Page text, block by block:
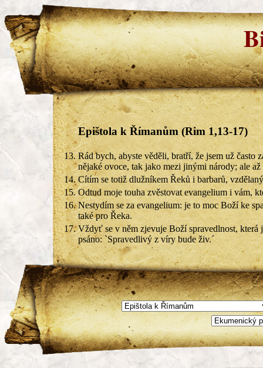
Epištola k Římanům (Rim 1,13-17)
13. Rád bych, abyste věděli, bratří, že jsem už
nějaké ovoce, tak jako mezi jinými národy; ale
14. Cítím se totiž dlužníkem Řeků i barbarů,
15. Odtud moje touha zvěstovat evangelium i vám,
16. Nestydím se za evangelium: je to moc Boží ke
také pro Řeka.
17. Vždyť se v něm zjevuje Boží spravedlnost,
psáno: `Spravedlivý z víry bude živ.´